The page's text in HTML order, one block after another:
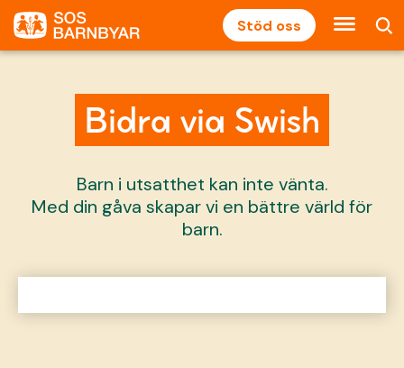
Stöd oss
Bidra via Swish
Barn i utsatthet kan inte vänta.
Med din gåva skapar vi en bättre värld för
barn.